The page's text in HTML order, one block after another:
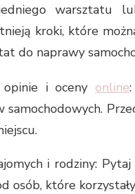
warsztatu
kroki, które
do naprawy
opinie i oceny online
i rodziny:
osób, które